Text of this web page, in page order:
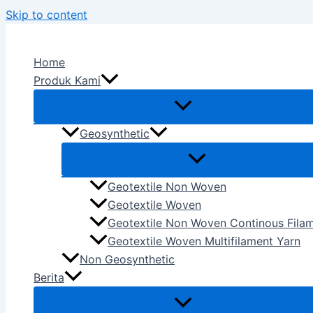
Skip to content
Home
Produk Kami
Geosynthetic
Geotextile Non Woven
Geotextile Woven
Geotextile Non Woven Continous
Geotextile Woven Multifilament Yarn
Non Geosynthetic
Berita